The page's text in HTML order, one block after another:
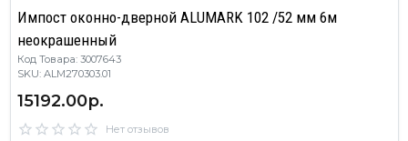
Импост оконно-дверной ALUMARK 102 /52 мм 6м
неокрашенный
Код Товара: 3007643
SKU: ALM270303.01
15192.00р.
Нет отзывов